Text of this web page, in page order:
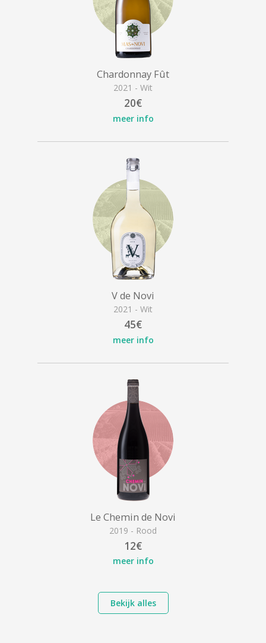
Chardonnay Fût
2021 - Wit
20€
meer info
V de Novi
2021 - Wit
45€
meer info
Le Chemin de Novi
2019 - Rood
12€
meer info
Bekijk alles